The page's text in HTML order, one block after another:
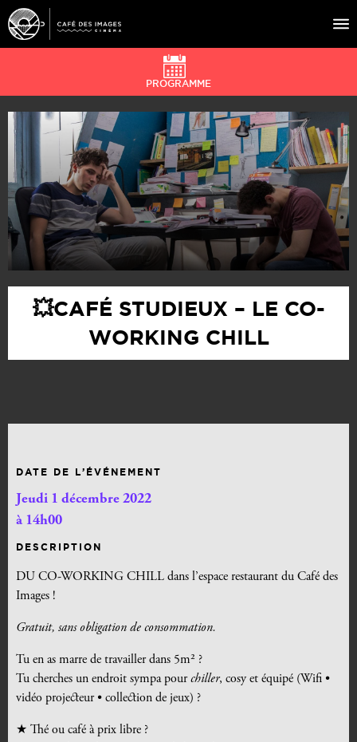
À L’AFFICHE
ÉVÉNEMENTS
CAFÉ DU CINÉ
PRATIQUE
ÉDUCATION AUX IMAGES
PROGRAMME
💥CAFÉ STUDIEUX – LE CO-
WORKING CHILL
DATE DE L’ÉVÉNEMENT
Jeudi 1 décembre 2022
à 14h00
DESCRIPTION
DU CO-WORKING CHILL dans l’espace restaurant du Café des
Images !
Gratuit, sans obligation de consommation.
Tu en as marre de travailler dans 5m² ?
Tu cherches un endroit sympa pourchiller, cosy et équipé (Wifi •
vidéo projecteur • collection de jeux) ?
★ Thé ou café à prix libre ?